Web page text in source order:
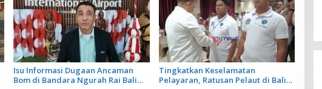
Isu Informasi Dugaan Ancaman
Bom di Bandara Ngurah Rai Bali
Tingkatkan Keselamatan
Pelayaran, Ratusan Pelaut di Bali